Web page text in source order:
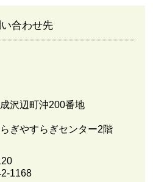
合わせ先
沢辺町沖200番地
ぎやすらぎセンター2階
1168